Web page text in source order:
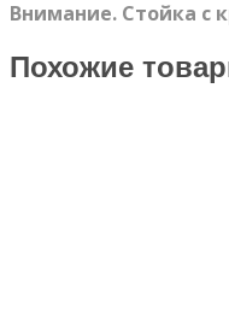
Внимание. Стойка с
Похожие